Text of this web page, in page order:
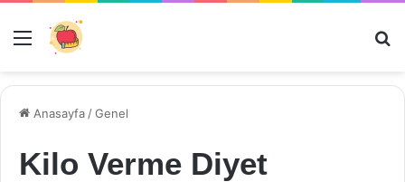
Menü
Anasayfa /Genel
Kilo Verme Diyet